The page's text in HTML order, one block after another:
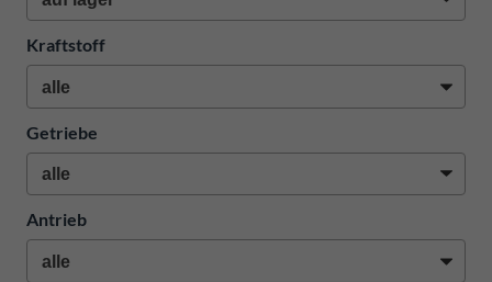
Kraftstoff
Getriebe
Antrieb